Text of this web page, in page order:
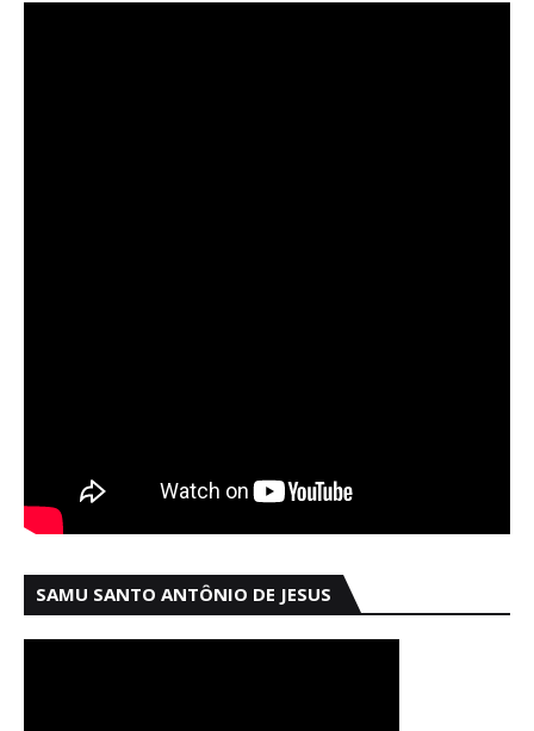
SAMU SANTO ANTÔNIO DE JESUS